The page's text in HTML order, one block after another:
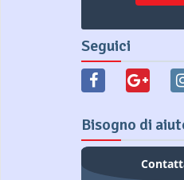
Seguici
Bisogno di